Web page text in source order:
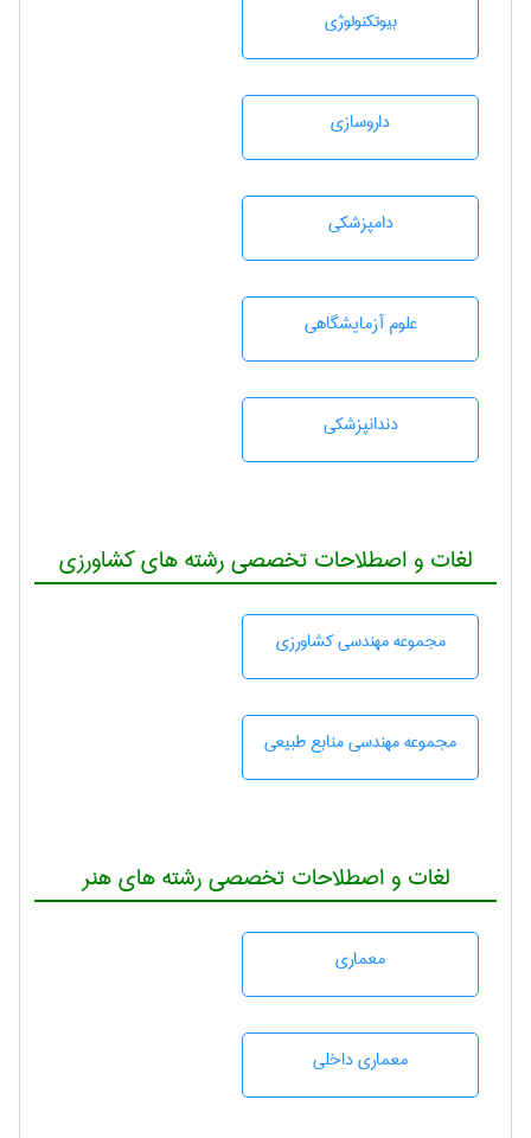
بيوتكنولوژی
داروسازی
دامپزشكی
علوم آزمايشگاهی
دندانپزشكی
لغات و اصطلاحات تخصصی رشته های کشاورزی
مجموعه مهندسی كشاورزی
مجموعه مهندسی منابع طبيعی
لغات و اصطلاحات تخصصی رشته های هنر
معماری
معماری داخلی